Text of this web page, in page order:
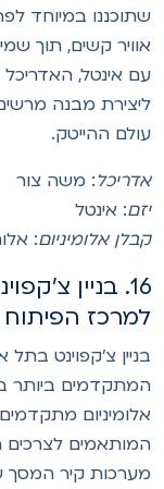
במיוחד
קשים, תוך
אינטל, האדריכל
מבנה מרשים
ההייטק.
: משה צור
: אינטל
אלומיניום:
16. בניין
הפיתוח
צ'קפוינט בתל
ביותר
מתקדמים
לצרכים
קיר המסך של